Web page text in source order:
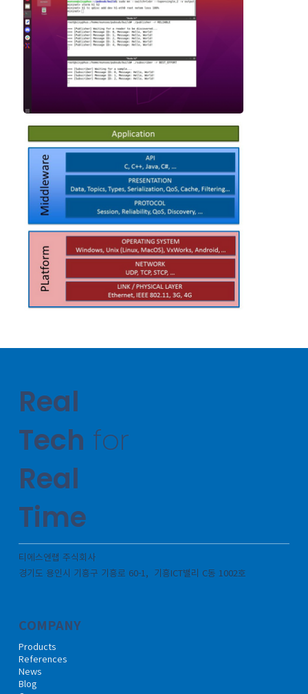
COMPANY
Products
References
News
Blog
Real
Tech for
Real
Time
티에스엔랩 주식회사
경기도 용인시 기흥구 기흥로 60-1, 기흥ICT밸리 C동 1002호